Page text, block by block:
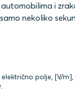
i
nekoliko
polje, [V/m],